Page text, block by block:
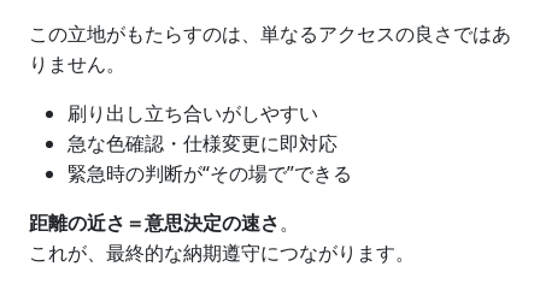
この立地がもたらすのは、単なるアクセスの良さではあ
りません。
刷り出し立ち合いがしやすい
急な色確認・仕様変更に即対応
緊急時の判断が“その場で”できる
距離の近さ＝意思決定の速さ。
これが、最終的な納期遵守につながります。